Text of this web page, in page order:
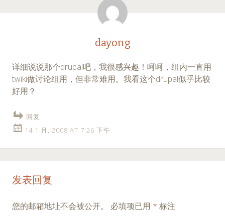
dayong
详细说说那个drupal吧，我很感兴趣！呵呵，组内一直用
twiki做讨论组用，但非常难用。我看这个drupal似乎比较
好用？
回复
14 1 月, 2008 AT 7:26 下午
发表回复
您的邮箱地址不会被公开。 必填项已用 * 标注